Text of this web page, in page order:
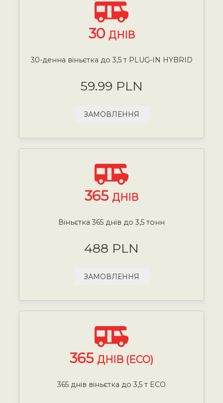
30 ДНІВ
30-денна віньєтка до 3,5 т PLUG-IN HYBRID
59.99 PLN
ЗАМОВЛЕННЯ
365 ДНІВ
Віньєтка 365 днів до 3,5 тонн
488 PLN
ЗАМОВЛЕННЯ
365 ДНІВ (ECO)
365 днів віньєтка до 3,5 т ECO